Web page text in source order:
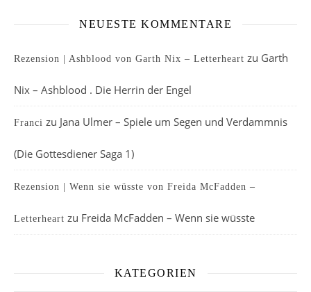
NEUESTE KOMMENTARE
Rezension | Ashblood von Garth Nix – Letterheart zu Garth
Nix – Ashblood . Die Herrin der Engel
Franci zu Jana Ulmer – Spiele um Segen und Verdammnis
(Die Gottesdiener Saga 1)
Rezension | Wenn sie wüsste von Freida McFadden –
Letterheart zu Freida McFadden – Wenn sie wüsste
KATEGORIEN